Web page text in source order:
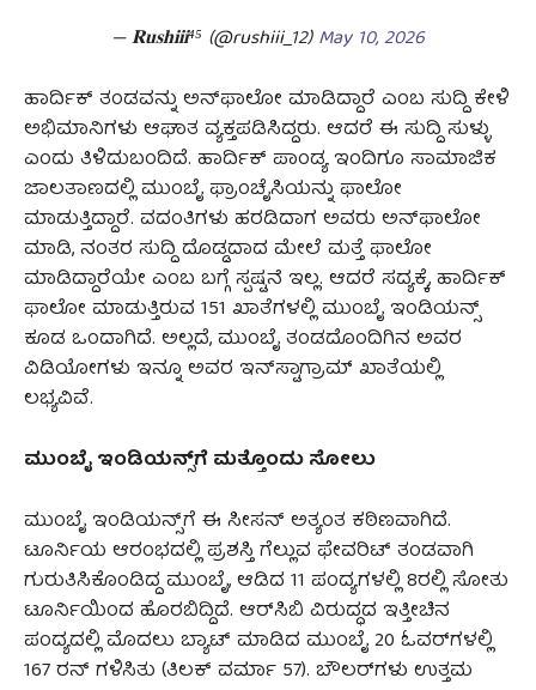
— 𝐑𝐮𝐬𝐡𝐢𝐢𝐢⁴⁵ (@rushiii_12)May 10, 2026
ಹಾರ್ದಿಕ್ ತಂಡವನ್ನು ಅನ್‌ಫಾಲೋ ಮಾಡಿದ್ದಾರೆ ಎಂಬ ಸುದ್ದಿ ಕೇಳಿ
ಅಭಿಮಾನಿಗಳು ಆಘಾತ ವ್ಯಕ್ತಪಡಿಸಿದ್ದರು. ಆದರೆ ಈ ಸುದ್ದಿ ಸುಳ್ಳು
ಎಂದು ತಿಳಿದುಬಂದಿದೆ. ಹಾರ್ದಿಕ್ ಪಾಂಡ್ಯ ಇಂದಿಗೂ ಸಾಮಾಜಿಕ
ಜಾಲತಾಣದಲ್ಲಿ ಮುಂಬೈ ಫ್ರಾಂಚೈಸಿಯನ್ನು ಫಾಲೋ
ಮಾಡುತ್ತಿದ್ದಾರೆ. ವದಂತಿಗಳು ಹರಡಿದಾಗ ಅವರು ಅನ್‌ಫಾಲೋ
ಮಾಡಿ, ನಂತರ ಸುದ್ದಿ ದೊಡ್ಡದಾದ ಮೇಲೆ ಮತ್ತೆ ಫಾಲೋ
ಮಾಡಿದ್ದಾರೆಯೇ ಎಂಬ ಬಗ್ಗೆ ಸ್ಪಷ್ಟನೆ ಇಲ್ಲ. ಆದರೆ ಸದ್ಯಕ್ಕೆ, ಹಾರ್ದಿಕ್
ಫಾಲೋ ಮಾಡುತ್ತಿರುವ 151 ಖಾತೆಗಳಲ್ಲಿ ಮುಂಬೈ ಇಂಡಿಯನ್ಸ್
ಕೂಡ ಒಂದಾಗಿದೆ. ಅಲ್ಲದೆ, ಮುಂಬೈ ತಂಡದೊಂದಿಗಿನ ಅವರ
ವಿಡಿಯೋಗಳು ಇನ್ನೂ ಅವರ ಇನ್‌ಸ್ಟಾಗ್ರಾಮ್ ಖಾತೆಯಲ್ಲಿ
ಲಭ್ಯವಿವೆ.
ಮುಂಬೈಇಂಡಿಯನ್ಸ್‌ಗೆಮತ್ತೊಂದುಸೋಲು
ಮುಂಬೈ ಇಂಡಿಯನ್ಸ್‌ಗೆ ಈ ಸೀಸನ್ ಅತ್ಯಂತ ಕಠಿಣವಾಗಿದೆ.
ಟೂರ್ನಿಯ ಆರಂಭದಲ್ಲಿ ಪ್ರಶಸ್ತಿ ಗೆಲ್ಲುವ ಫೇವರಿಟ್ ತಂಡವಾಗಿ
ಗುರುತಿಸಿಕೊಂಡಿದ್ದ ಮುಂಬೈ, ಆಡಿದ 11 ಪಂದ್ಯಗಳಲ್ಲಿ 8ರಲ್ಲಿ ಸೋತು
ಟೂರ್ನಿಯಿಂದ ಹೊರಬಿದ್ದಿದೆ. ಆರ್‌ಸಿಬಿ ವಿರುದ್ಧದ ಇತ್ತೀಚಿನ
ಪಂದ್ಯದಲ್ಲಿ ಮೊದಲು ಬ್ಯಾಟ್ ಮಾಡಿದ ಮುಂಬೈ 20 ಓವರ್‌ಗಳಲ್ಲಿ
167 ರನ್ ಗಳಿಸಿತು (ತಿಲಕ್ ವರ್ಮಾ 57). ಬೌಲರ್‌ಗಳು ಉತ್ತಮ